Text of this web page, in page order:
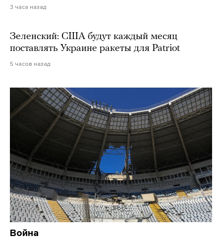
3 часа назад
Зеленский: США будут каждый месяц
поставлять Украине ракеты для Patriot
5 часов назад
Война